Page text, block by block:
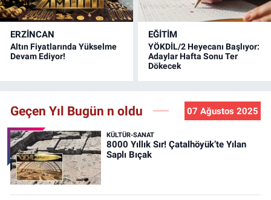
ERZINCAN
Altın Fiyatlarında Yükselme
Devam Ediyor!
EĞİTİM
YÖKDİL/2 Heyecanı Başlıyor:
Adaylar Hafta Sonu Ter
Dökecek
Geçen Yıl Bugün n oldu 07 Ağustos 2025
KÜLTÜR-SANAT
8000 Yıllık Sır! Çatalhöyük’te Yılan
Saplı Bıçak